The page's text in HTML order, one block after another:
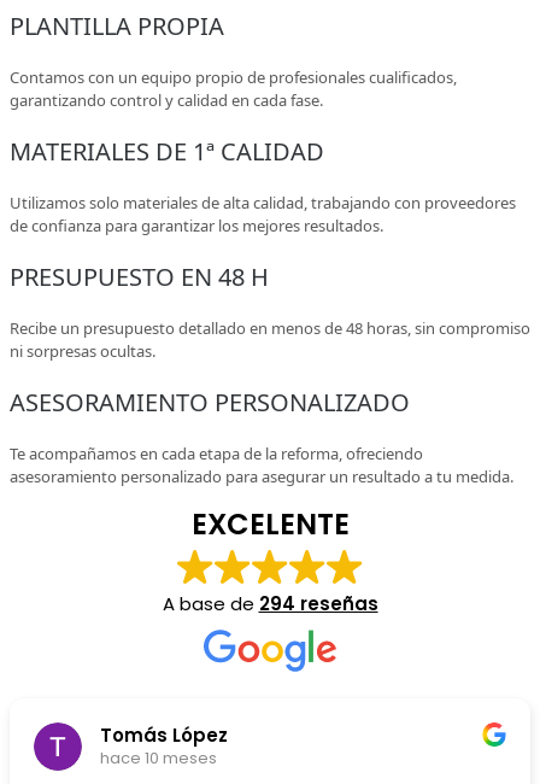
PLANTILLA PROPIA
Contamos con un equipo propio de profesionales cualificados,
garantizando control y calidad en cada fase.
MATERIALES DE 1ª CALIDAD
Utilizamos solo materiales de alta calidad, trabajando con proveedores
de confianza para garantizar los mejores resultados.
PRESUPUESTO EN 48 H
Recibe un presupuesto detallado en menos de 48 horas, sin compromiso
ni sorpresas ocultas.
ASESORAMIENTO PERSONALIZADO
Te acompañamos en cada etapa de la reforma, ofreciendo
asesoramiento personalizado para asegurar un resultado a tu medida.
EXCELENTE
A base de 294 reseñas
Susana Caceres Serra
hace 10 meses